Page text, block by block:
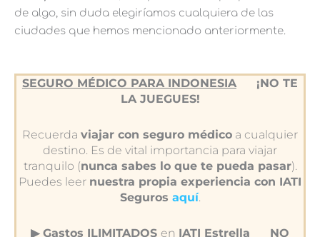
de algo, sin duda elegiríamos cualquiera de las
ciudades que hemos mencionado anteriormente.
SEGURO MÉDICO PARA INDONESIA
¡NO TE
LA JUEGUES!
Recuerda viajar con seguro médico a cualquier
destino. Es de vital importancia para viajar
tranquilo (nunca sabes lo que te pueda pasar).
Puedes leer nuestra propia experiencia con IATI
Seguros aquí.
▶︎ Gastos ILIMITADOS en IATI Estrella NO